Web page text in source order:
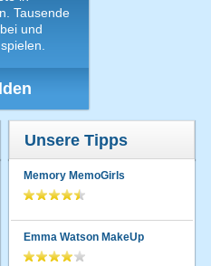
Tausende
und
Unsere Tipps
Memory MemoGirls
Emma Watson MakeUp